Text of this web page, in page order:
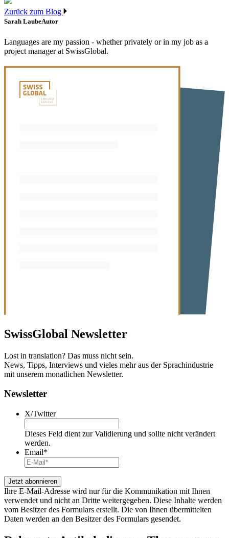
Zurück zum Blog
Sarah LaubeAutor
Languages are my passion - whether privately or in my job as a
project manager at SwissGlobal.
SwissGlobal Newsletter
Lost in translation? Das muss nicht sein.
News, Tipps, Interviews und vieles mehr aus der Sprachindustrie
mit unserem monatlichen Newsletter.
Newsletter
X/Twitter
Dieses Feld dient zur Validierung und sollte nicht verändert
werden.
Email*
Ihre E-Mail-Adresse wird nur für die Kommunikation mit Ihnen
verwendet und nicht an Dritte weitergegeben. Diese Inhalte werden
vom Besitzer des Formulars erstellt. Die von Ihnen übermittelten
Daten werden an den Besitzer des Formulars gesendet.